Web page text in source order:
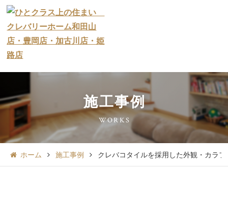
施工事例
WORKS
ホーム 施工事例 クレバコタイルを採用した外観・カラ